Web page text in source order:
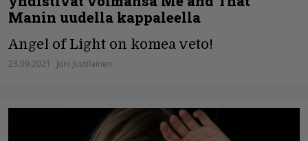
Manin uudella kappaleella
Angel of Light on komea veto!
23.09.2021 Joni Juutilainen